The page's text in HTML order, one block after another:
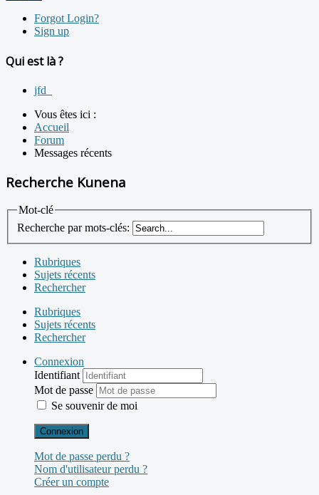
Forgot Login?
Sign up
Qui est là ?
jfd_
Vous êtes ici :
Accueil
Forum
Messages récents
Recherche Kunena
Mot-clé
Recherche par mots-clés:
Rubriques
Sujets récents
Rechercher
Rubriques
Sujets récents
Rechercher
Connexion
Identifiant
Mot de passe
Se souvenir de moi
Connexion
Mot de passe perdu ?
Nom d'utilisateur perdu ?
Créer un compte